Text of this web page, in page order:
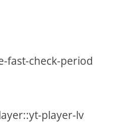
fast-check-period
player-lv